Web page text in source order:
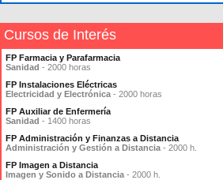
Cursos de Interés
FP Farmacia y Parafarmacia
Sanidad - 2000 horas
FP Instalaciones Eléctricas
Electricidad y Electrónica - 2000 horas
FP Auxiliar de Enfermería
Sanidad - 1400 horas
FP Administración y Finanzas a Distancia
Administración y Gestión a Distancia - 2000 h.
FP Imagen a Distancia
Imagen y Sonido a Distancia - 2000 h.